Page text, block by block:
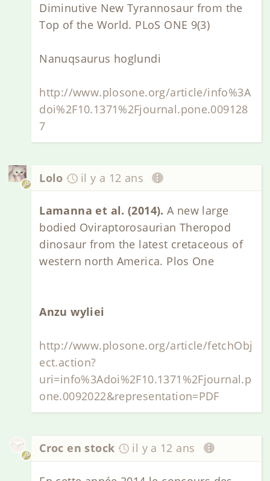
Diminutive New Tyrannosaur from the
Top of the World. PLoS ONE 9(3)
Nanuqsaurus hoglundi
http://www.plosone.org/article/info%3A
doi%2F10.1371%2Fjournal.pone.009128
7
Lolo il y a 12 ans
Lamanna et al. (2014).A new large
bodied Oviraptorosaurian Theropod
dinosaur from the latest cretaceous of
western north America. Plos One
Anzu wyliei
http://www.plosone.org/article/fetchObj
ect.action?
uri=info%3Adoi%2F10.1371%2Fjournal.p
one.0092022&representation=PDF
Croc en stock il y a 12 ans